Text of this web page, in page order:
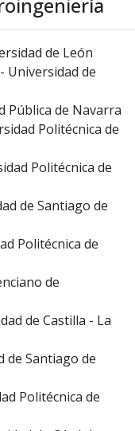
de León
Universidad de
Pública de Navarra
Politécnica de
Politécnica de
de Santiago de
Politécnica de
de
de Castilla - La
de Santiago de
Politécnica de